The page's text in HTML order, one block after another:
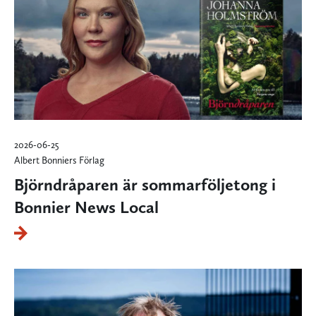
2026-06-25
Albert Bonniers Förlag
Björndråparen är sommarföljetong i
Bonnier News Local